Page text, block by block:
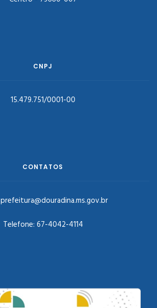
CNPJ
15.479.751/0001-00
CONTATOS
prefeitura@douradina.ms.gov.br
Telefone: 67-4042-4114